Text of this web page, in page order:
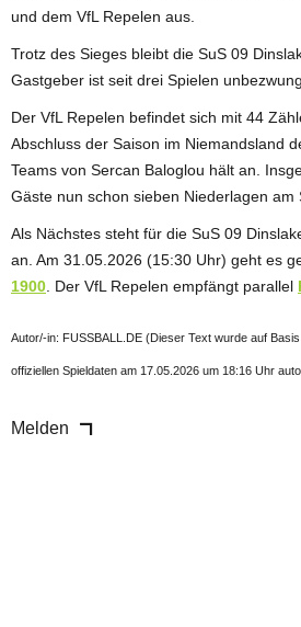
und dem VfL Repelen aus.
Trotz des Sieges bleibt die SuS 09
Gastgeber ist seit drei Spielen
Der VfL Repelen befindet sich mit 44
Abschluss der Saison im Niemandsland
Teams von Sercan Baloglou hält an.
Gäste nun schon sieben Niederlagen am
Als Nächstes steht für die SuS 09
an. Am 31.05.2026 (15:30 Uhr) geht es
1900 . Der VfL Repelen empfängt parallel
Autor/-in: FUSSBALL.DE (Dieser Text wurde auf
offiziellen Spieldaten am 17.05.2026 um 18:16 Uhr
Melden